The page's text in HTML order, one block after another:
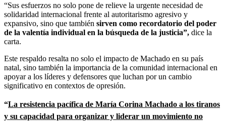
“Sus esfuerzos no solo pone de relieve la urgente necesidad de
solidaridad internacional frente al autoritarismo agresivo y
expansivo, sino que también sirven como recordatorio del poder
de la valentía individual en la búsqueda de la justicia”, dice la
carta.
Este respaldo resalta no solo el impacto de Machado en su país
natal, sino también la importancia de la comunidad internacional en
apoyar a los líderes y defensores que luchan por un cambio
significativo en contextos de opresión.
“La resistencia pacífica de María Corina Machado a los tiranos
y su capacidad para organizar y liderar un movimiento no